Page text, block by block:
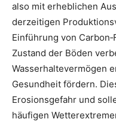
also mit erheblichen
derzeitigen
Einführung von
Zustand der Böden
Wasserhaltevermögen
Gesundheit fördern.
Erosionsgefahr und
häufigen